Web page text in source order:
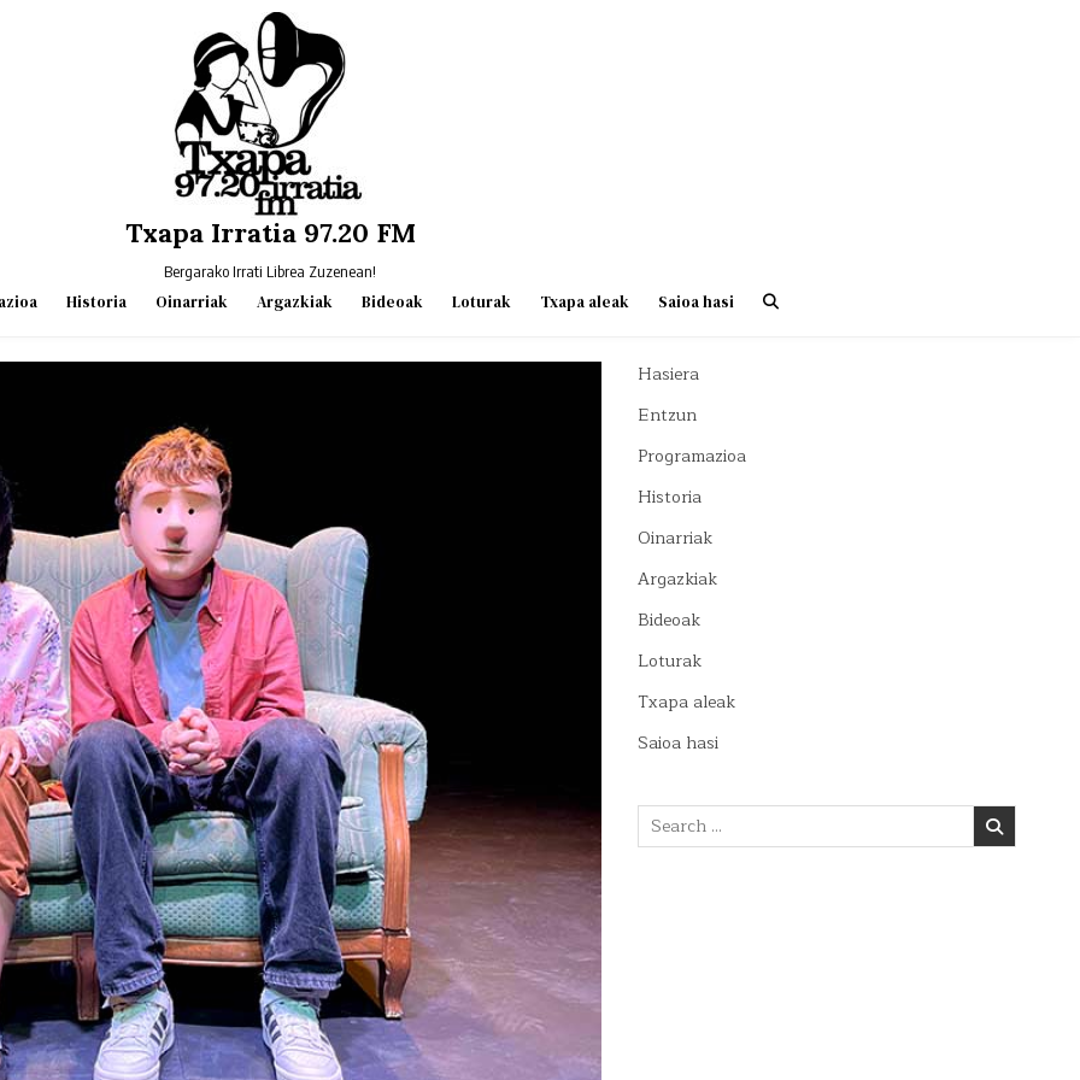
Txapa Irratia 97.20 FM
Bergarako Irrati Librea Zuzenean!
Historia Oinarriak Argazkiak Bideoak Loturak Txapa aleak Saioa hasi
Hasiera
Entzun
Programazioa
Historia
Oinarriak
Argazkiak
Bideoak
Loturak
Txapa aleak
Saioa hasi
Search
for: